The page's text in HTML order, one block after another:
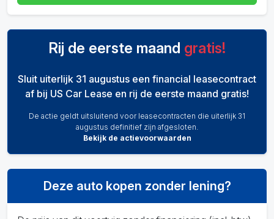
Rij de eerste maand gratis!
Sluit uiterlijk 31 augustus een financial leasecontract
af bij US Car Lease en rij de eerste maand gratis!
De actie geldt uitsluitend voor leasecontracten die uiterlijk 31
augustus definitief zijn afgesloten.
Bekijk de actievoorwaarden
Deze auto kopen zonder lening?